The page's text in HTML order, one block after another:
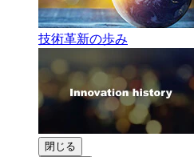
技術革新の歩み
閉じる